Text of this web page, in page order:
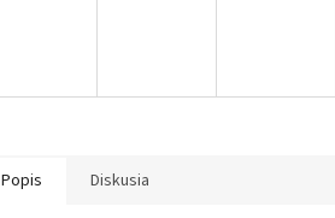
Popis Diskusia